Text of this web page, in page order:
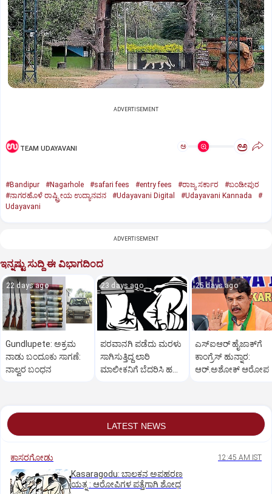
ADVERTISEMENT
TEAM UDAYAVANI ಅ ಅ
#Bandipur #Nagarhole #safari fees #entry fees #ರಾಜ್ಯ ಸರ್ಕಾರ
#ಬಂಡೀಪುರ
#ನಾಗರಹೊಳೆ ರಾಷ್ಟ್ರೀಯ ಉದ್ಯಾನವನ
#Udayavani Digital #Udayavani Kannada
#
Udayavani
ADVERTISEMENT
ಇನ್ನಷ್ಟು ಸುದ್ದಿ ಈ ವಿಭಾಗದಿಂದ
22 days ago
Gundlupete: ಅಕ್ರಮ
ನಾಡು ಬಂದೂಕು ಸಾಗಣೆ:
ನಾಲ್ವರ ಬಂಧನ
23 days ago
ಪರವಾನಗಿ ಪಡೆದು ಮರಳು
ಸಾಗಿಸುತ್ತಿದ್ದ ಲಾರಿ
ಮಾಲೀಕನಿಗೆ ಬೆದರಿಸಿ ಹಣ
25 days ago
ಎಸ್‌ಐಆರ್‌ ಹೈಜಾಕ್‌ಗೆ
ಕಾಂಗ್ರೆಸ್‌ ಹುನ್ನಾರ:
ಆರ್‌.ಅಶೋಕ್‌ ಆರೋಪ
LATEST NEWS
ಕಾಸರಗೋಡು 12:45 AM IST
Kasaragodu: ಬಾಲಕನ ಅಪಹರಣ
ಯತ್ನ : ಆರೋಪಿಗಳ ಪತ್ತೆಗಾಗಿ ಶೋಧ